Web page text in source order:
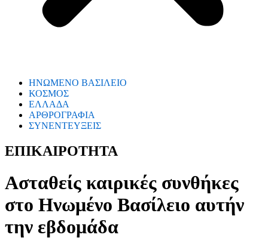
ΗΝΩΜΕΝΟ ΒΑΣΙΛΕΙΟ
ΚΟΣΜΟΣ
ΕΛΛΑΔΑ
ΑΡΘΡΟΓΡΑΦΙΑ
ΣΥΝΕΝΤΕΥΞΕΙΣ
ΕΠΙΚΑΙΡΟΤΗΤΑ
Ασταθείς καιρικές συνθήκες
στο Ηνωμένο Βασίλειο αυτήν
την εβδομάδα